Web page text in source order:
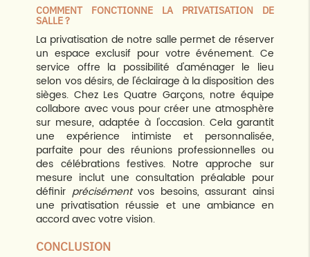
COMMENT FONCTIONNE LA PRIVATISATION DE
SALLE ?
La privatisation de notre salle permet de réserver
un espace exclusif pour votre événement. Ce
service offre la possibilité d'aménager le lieu
selon vos désirs, de l'éclairage à la disposition des
sièges. Chez Les Quatre Garçons, notre équipe
collabore avec vous pour créer une atmosphère
sur mesure, adaptée à l'occasion. Cela garantit
une expérience intimiste et personnalisée,
parfaite pour des réunions professionnelles ou
des célébrations festives. Notre approche sur
mesure inclut une consultation préalable pour
définir précisémentvos besoins, assurant ainsi
une privatisation réussie et une ambiance en
accord avec votre vision.
CONCLUSION